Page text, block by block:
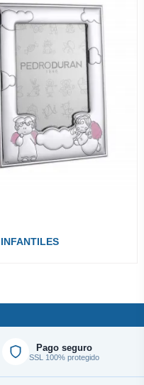
Pago seguro
SSL 100% protegido